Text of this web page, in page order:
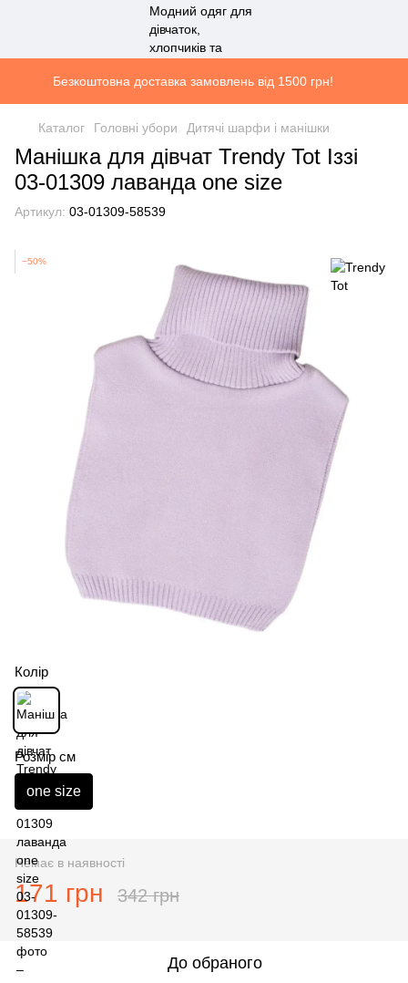
Безкоштовна доставка замовлень від 1500 грн!
Каталог Головні убори Дитячі шарфи і манішки
Манішка для дівчат Trendy Tot Іззі
03-01309 лаванда one size
Артикул: 03-01309-58539
−50%
Колір
Розмір см
one size
Немає в наявності
171 грн 342 грн
До обраного